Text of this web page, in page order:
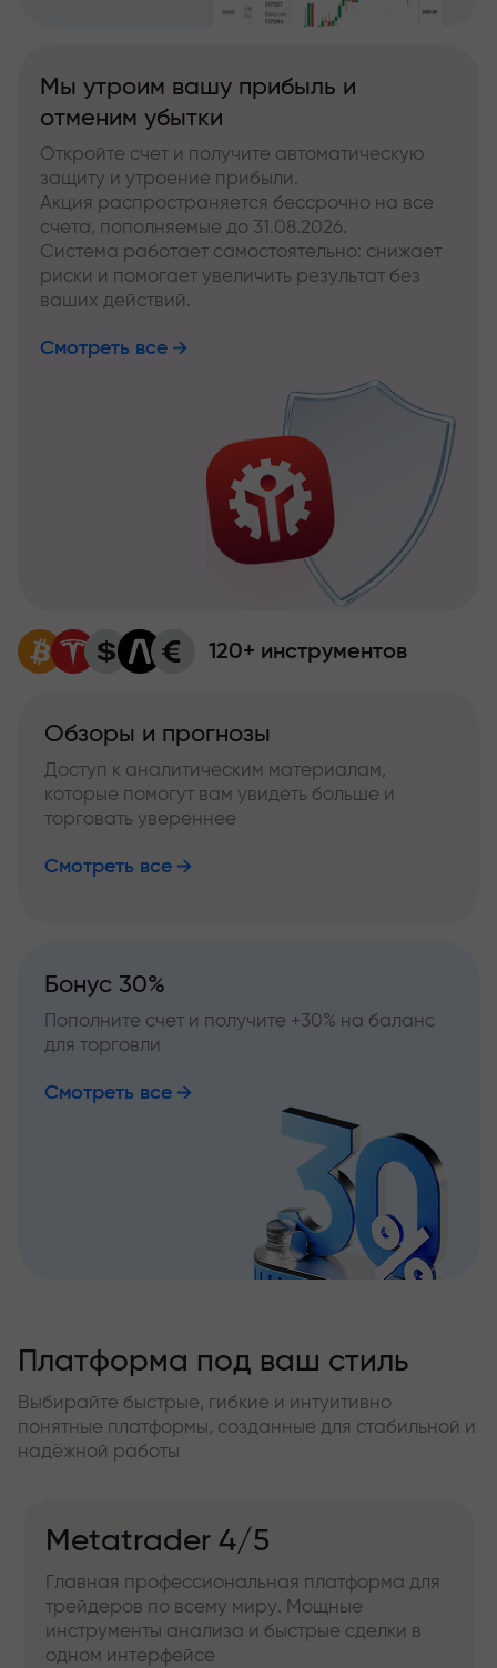
Мы утроим вашу прибыль и
отменим убытки
Откройте счет и получите автоматическую
защиту и утроение прибыли.
Акция распространяется бессрочно на все
счета, пополняемые до 31.08.2026.
Система работает самостоятельно: снижает
риски и помогает увеличить результат без
ваших действий.
Смотреть все
120+ инструментов
Обзоры и прогнозы
Доступ к аналитическим материалам,
которые помогут вам увидеть больше и
торговать увереннее
Смотреть все
Бонус 30%
Пополните счет и получите +30% на баланс
для торговли
Смотреть все
Платформа под ваш стиль
Выбирайте быстрые, гибкие и интуитивно
понятные платформы, созданные для стабильной и
надёжной работы
Metatrader 4/5
Главная профессиональная платформа для
трейдеров по всему миру. Мощные
инструменты анализа и быстрые сделки в
одном интерфейсе